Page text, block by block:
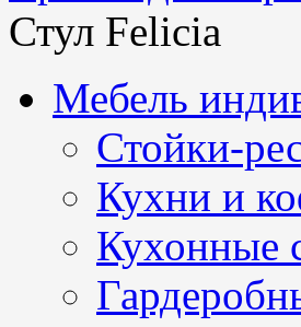
Стул Felicia
Мебель
Стойки-
Кухни и
Кухонные